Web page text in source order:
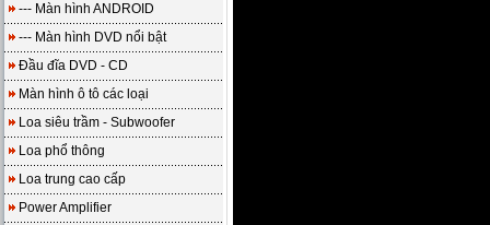
--- Màn hình ANDROID
--- Màn hình DVD nổi bật
Đầu đĩa DVD - CD
Màn hình ô tô các loại
Loa siêu trầm - Subwoofer
Loa phổ thông
Loa trung cao cấp
Power Amplifier